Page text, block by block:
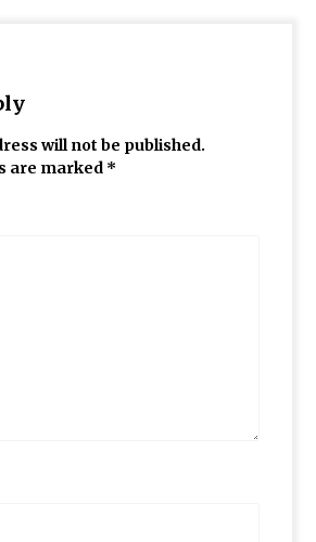
will not be published.
are marked *